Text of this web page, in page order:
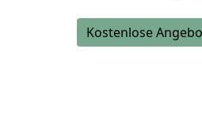
Kostenlose